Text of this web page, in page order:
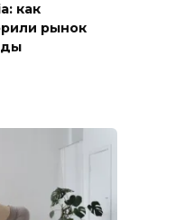
как
рынок